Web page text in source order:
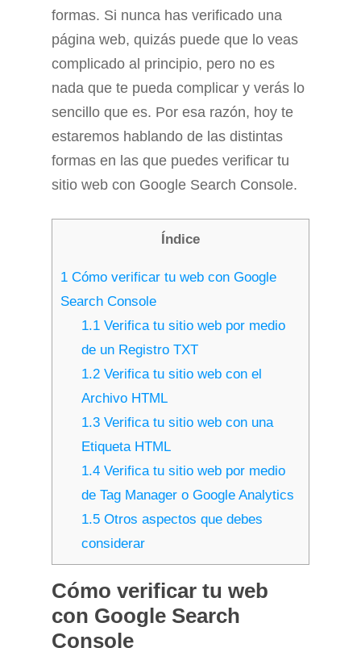
formas. Si nunca has verificado una
página web, quizás puede que lo veas
complicado al principio, pero no es
nada que te pueda complicar y verás lo
sencillo que es. Por esa razón, hoy te
estaremos hablando de las distintas
formas en las que puedes verificar tu
sitio web con Google Search Console.
Índice
1 Cómo verificar tu web con Google
Search Console
1.1Verifica tu sitio web por medio
de un Registro TXT
1.2Verifica tu sitio web con el
Archivo HTML
1.3Verifica tu sitio web con una
Etiqueta HTML
1.4Verifica tu sitio web por medio
de Tag Manager o Google Analytics
1.5Otros aspectos que debes
considerar
Cómo verificar tu web
con Google Search
Console